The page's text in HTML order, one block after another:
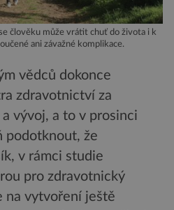
člověku může vrátit chuť do života i k
ani závažné komplikace.
vědců dokonce
zdravotnictví za
vývoj, a to v prosinci
podotknout, že
v rámci studie
pro zdravotnický
na vytvoření ještě